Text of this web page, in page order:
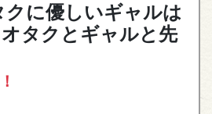
クに優しいギャルは
タクとギャルと先